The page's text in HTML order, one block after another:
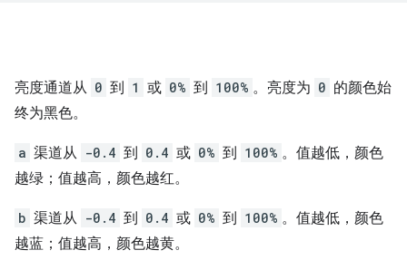
亮度通道从 0 到 1 或 0% 到 100% 。亮度为 0 的颜色始
终为黑色。
a 渠道从 -0.4 到 0.4 或 0% 到 100% 。值越低，颜色
越绿；值越高，颜色越红。
b 渠道从 -0.4 到 0.4 或 0% 到 100% 。值越低，颜色
越蓝；值越高，颜色越黄。